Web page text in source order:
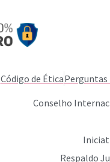
Código de ÉticaPerguntas
Conselho
Respaldo